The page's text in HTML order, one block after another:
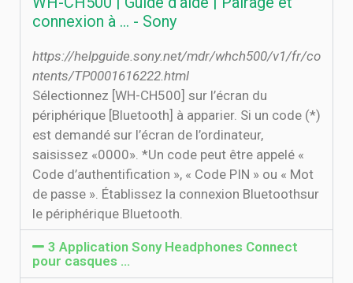
connexion à ... - Sony
https://helpguide.sony.net/mdr/whch500/v1/fr/co
ntents/TP0001616222.html
Sélectionnez [WH-CH500] sur l’écran du
périphérique [Bluetooth] à apparier. Si un code (*)
est demandé sur l’écran de l’ordinateur,
saisissez «0000». *Un code peut être appelé «
Code d’authentification », « Code PIN » ou « Mot
de passe ». Établissez la connexion Bluetoothsur
le périphérique Bluetooth.
3 Application Sony Headphones Connect
pour casques …